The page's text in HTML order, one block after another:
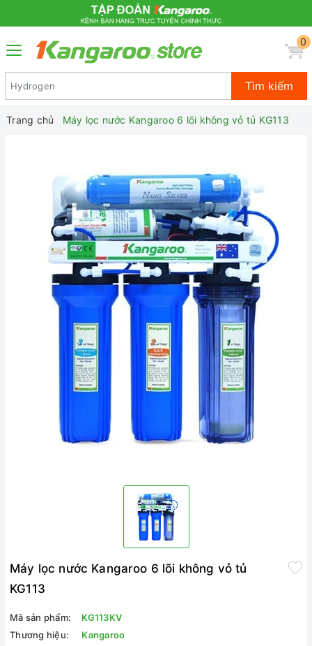
0
Tìm kiếm
Trang chủ Máy lọc nước Kangaroo 6 lõi không vỏ tủ KG113
Máy lọc nước Kangaroo 6 lõi không vỏ tủ
KG113
Mã sản phẩm:
KG113KV
Thương hiệu:
Kangaroo